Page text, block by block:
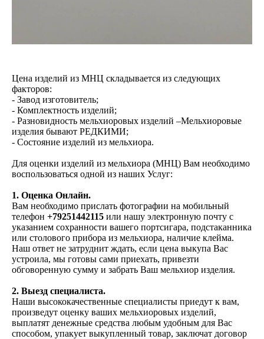
Цена изделий из МНЦ складывается из следующих
факторов:
- Завод изготовитель;
- Комплектность изделий;
- Разновидность мельхиоровых изделий –Мельхиоровые
изделия бывают РЕДКИМИ;
- Состояние изделий из мельхиора.
Для оценки изделий из мельхиора (МНЦ) Вам необходимо
воспользоваться одной из наших Услуг:
1. Оценка Онлайн.
Вам необходимо прислать фотографии на мобильный
телефон +79251442115 или нашу электронную почту с
указанием сохранности вашего портсигара, подстаканника
или столового прибора из мельхиора, наличие клейма.
Наш ответ не затруднит ждать, если цена выкупа Вас
устроила, мы готовы сами приехать, привезти
обговоренную сумму и забрать Ваш мельхиор изделия.
2. Выезд специалиста.
Наши высококачественные специалисты приедут к вам,
произведут оценку ваших мельхиоровых изделий,
выплатят денежные средства любым удобным для Вас
способом, упакует выкупленный товар, заключат договор